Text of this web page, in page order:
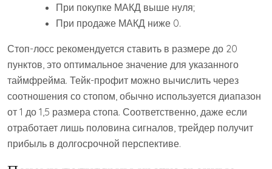
При покупке МАКД выше нуля;
При продаже МАКД ниже 0.
Стоп-лосс рекомендуется ставить в размере до 20
пунктов, это оптимальное значение для указанного
таймфрейма. Тейк-профит можно вычислить через
соотношения со стопом, обычно используется диапазон
от 1 до 1,5 размера стопа. Соответственно, даже если
отработает лишь половина сигналов, трейдер получит
прибыль в долгосрочной перспективе.